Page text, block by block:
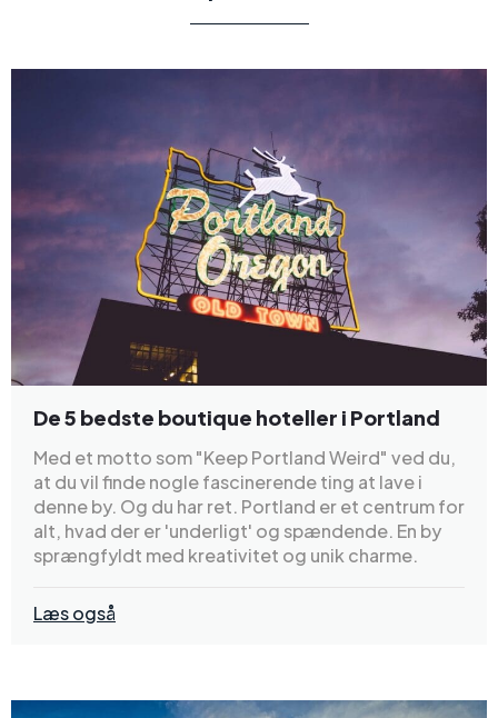
De 5 bedste boutique hoteller i Portland
Med et motto som "Keep Portland Weird" ved du,
at du vil finde nogle fascinerende ting at lave i
denne by. Og du har ret. Portland er et centrum for
alt, hvad der er 'underligt' og spændende. En by
sprængfyldt med kreativitet og unik charme.
Læs også